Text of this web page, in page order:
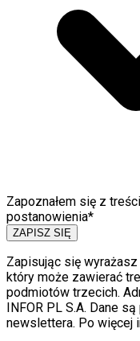
Zapoznałem się z
postanowienia*
ZAPISZ SIĘ
Zapisując się
który może zawierać
podmiotów trzecich.
INFOR PL S.A. Dane
newslettera. Po więcej